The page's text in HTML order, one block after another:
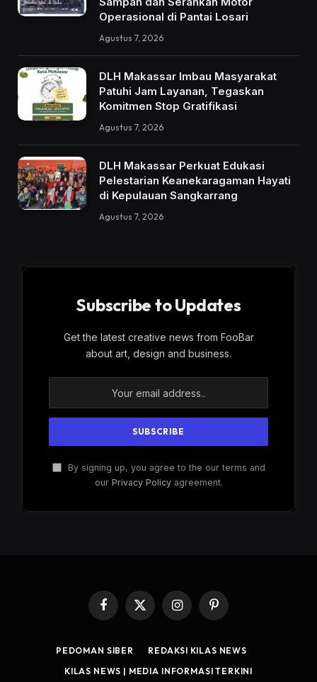
Operasional di Pantai Losari
Agustus 7, 2026
DLH Makassar Imbau Masyarakat
Patuhi Jam Layanan, Tegaskan
Komitmen Stop Gratifikasi
Agustus 7, 2026
DLH Makassar Perkuat Edukasi
Pelestarian Keanekaragaman Hayati
di Kepulauan Sangkarrang
Agustus 7, 2026
Subscribe to Updates
Get the latest creative news from FooBar
about art, design and business.
By signing up, you agree to the our terms and
our Privacy Policyagreement.
Facebook
X
InstagramPinterest
PEDOMAN SIBER
REDAKSI KILAS NEWS
KILAS NEWS | MEDIA INFORMASI TERKINI